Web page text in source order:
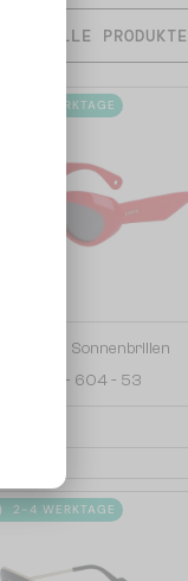
ALLE PRODUKTE
2-4 WERKTAGE
Sonnenbrillen
LNV648S - 604 - 53
2-4 WERKTAGE